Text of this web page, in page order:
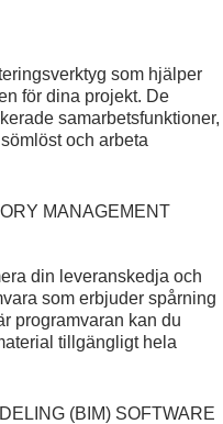
som hjälper
för dina projekt. De
samarbetsfunktioner,
och arbeta
MANAGEMENT
din leveranskedja och
som erbjuder spårning
programvaran kan du
tillgängligt hela
(BIM) SOFTWARE